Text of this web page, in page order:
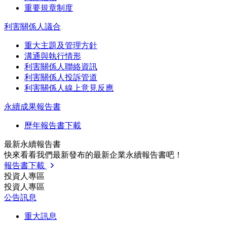
重要規章制度
利害關係人議合
重大主題及管理方針
溝通與執行情形
利害關係人聯絡資訊
利害關係人投訴管道
利害關係人線上意見反應
永續成果報告書
歷年報告書下載
最新永續報告書
快來看看我們最新發布的最新企業永續報告書吧！
報告書下載
投資人專區
投資人專區
公告訊息
重大訊息